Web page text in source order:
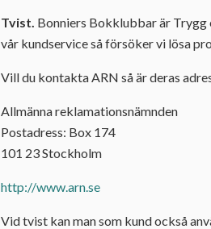
Tvist. Bonniers Bokklubbar är
vår kundservice så försöker vi lösa
Vill du kontakta ARN så är deras
Allmänna reklamationsnämnden
Postadress: Box 174
101 23 Stockholm
http://www.arn.se
Vid tvist kan man som kund också